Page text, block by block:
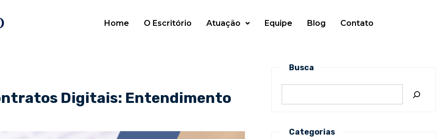
Home O Escritório Atuação Equipe Blog Contato
Digitais: Entendimento
Busca
Categorias